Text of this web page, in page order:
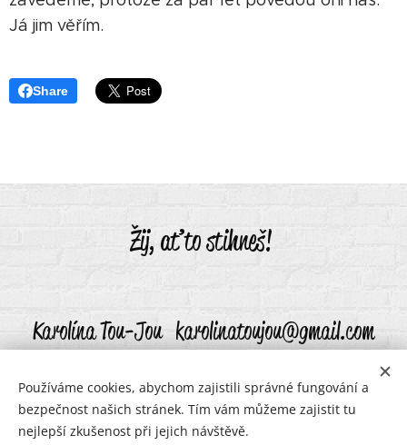
Já jim věřím.
Share
Žij, ať to stihneš!
Karolína Tou-Jou karolinatoujou@gmail.com
karolinatoujou@gmail.com
Používáme cookies, abychom zajistili správné fungování a
bezpečnost našich stránek. Tím vám můžeme zajistit tu
nejlepší zkušenost při jejich návštěvě.